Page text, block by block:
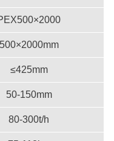
500×2000mm
≤425mm
50-150mm
80-300t/h